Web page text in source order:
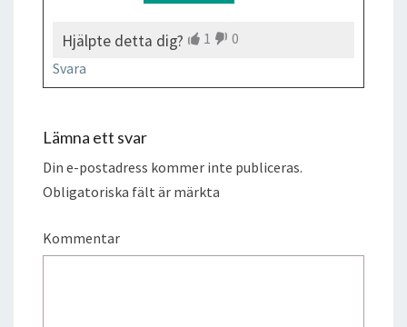
Hjälpte detta dig? 1
0
Svara
Lämna ett svar
Din e-postadress kommer inte publiceras.
Obligatoriska fält är märkta
Kommentar